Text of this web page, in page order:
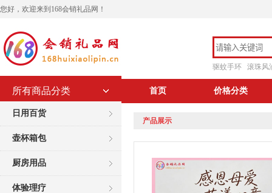
您好，欢迎来到168会销礼品网！
驱蚊手环 滚珠风
所有商品分类
日用百货
壶杯箱包
厨房用品
体验理疗
首页 价格分类
产品展示